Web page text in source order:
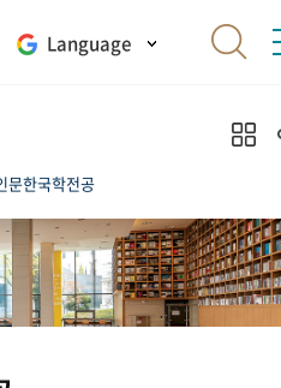
Language
문한국학전공